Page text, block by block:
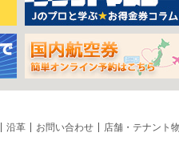
沿革 お問い合わせ 店舗・テナント